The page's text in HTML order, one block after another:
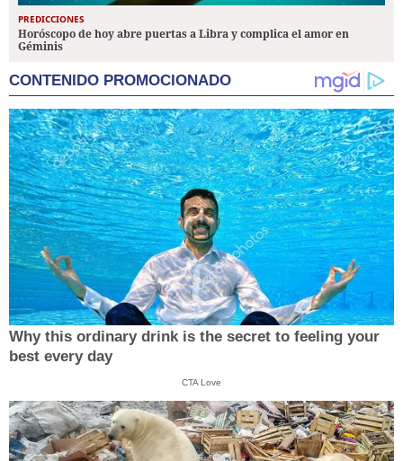
PREDICCIONES
Horóscopo de hoy abre puertas a Libra y complica el amor en
Géminis
CONTENIDO PROMOCIONADO
Why this ordinary drink is the secret to feeling your
best every day
CTA Love